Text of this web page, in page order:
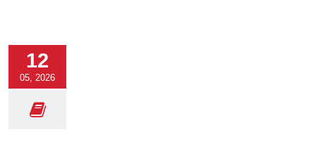
12
05, 2026